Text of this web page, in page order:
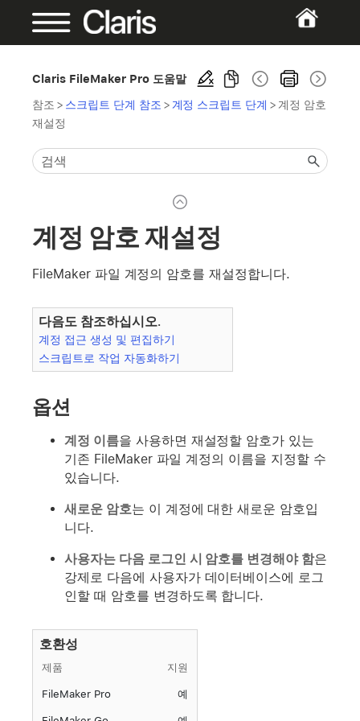
Claris FileMaker Pro 도움말
참조 > 스크립트 단계 참조 > 계정 스크립트 단계 > 계정 암호
재설정
계정 암호 재설정
FileMaker 파일 계정의 암호를 재설정합니다.
다음도 참조하십시오.
계정 접근 생성 및 편집하기
스크립트로 작업 자동화하기
옵션
계정 이름을 사용하면 재설정할 암호가 있는
기존 FileMaker 파일 계정의 이름을 지정할 수
있습니다.
새로운 암호는 이 계정에 대한 새로운 암호입
니다.
사용자는 다음 로그인 시 암호를 변경해야 함은
강제로 다음에 사용자가 데이터베이스에 로그
인할 때 암호를 변경하도록 합니다.
호환성
제품 지원
FileMaker Pro 예